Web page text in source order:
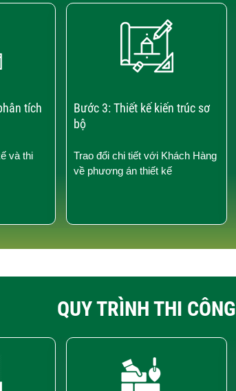
tích
và thi
Bước 3: Thiết kế kiến trúc sơ
bộ
Trao đổi chi tiết với Khách Hàng
về phương án thiết kế
QUY TRÌNH THI CÔNG